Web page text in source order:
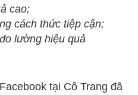
cao;
cách thức tiệp cận;
lường hiệu quả
tại Cô Trang đã